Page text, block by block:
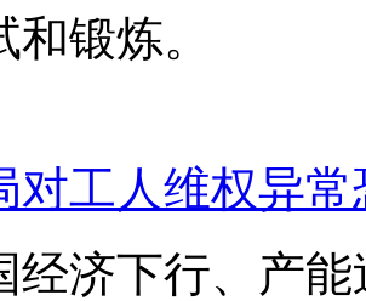
锻炼。
对工人维权异
经济下行、产